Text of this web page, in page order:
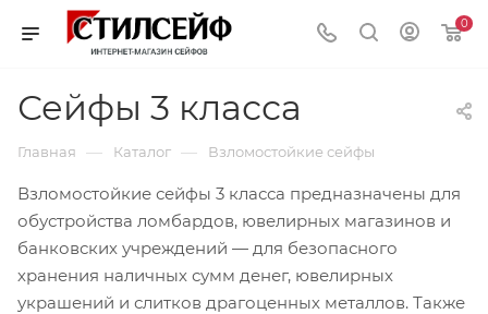
0
Сейфы 3 класса
Главная — Каталог — Взломостойкие сейфы
Взломостойкие сейфы 3 класса предназначены для
обустройства ломбардов, ювелирных магазинов и
банковских учреждений — для безопасного
хранения наличных сумм денег, ювелирных
украшений и слитков драгоценных металлов. Также